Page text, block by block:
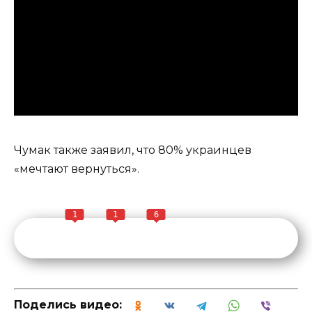
Чумак также заявил, что 80% украинцев
«мечтают вернуться».
1 1 6
Поделись видео: